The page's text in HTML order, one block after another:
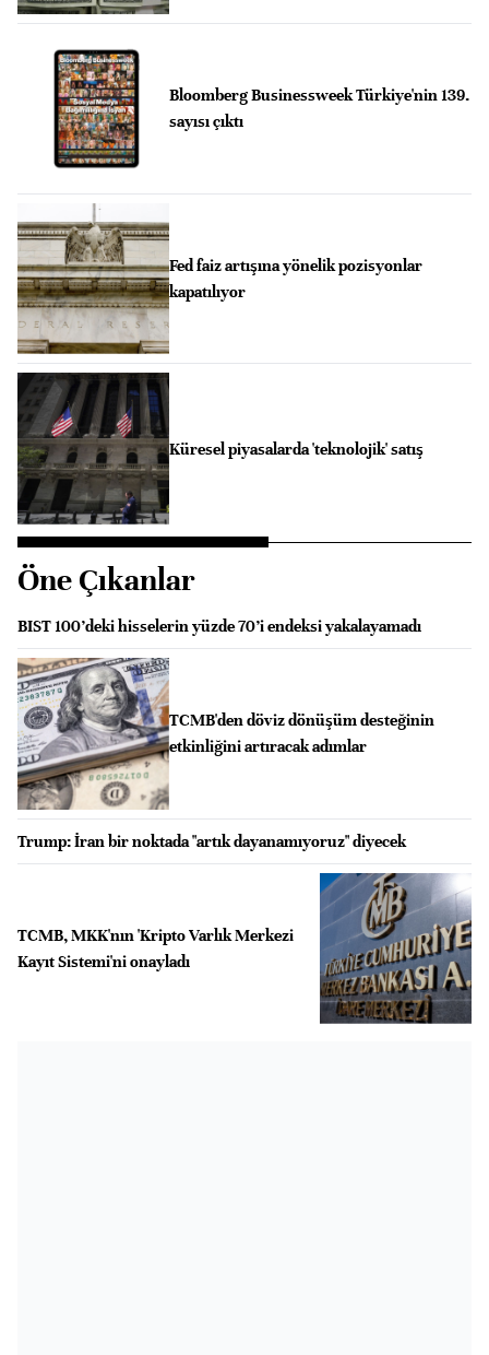
Bloomberg Businessweek Türkiye'nin 139.
sayısı çıktı
Fed faiz artışına yönelik pozisyonlar
kapatılıyor
Küresel piyasalarda 'teknolojik' satış
Öne Çıkanlar
BIST 100’deki hisselerin yüzde 70’i endeksi yakalayamadı
TCMB'den döviz dönüşüm desteğinin
etkinliğini artıracak adımlar
Trump: İran bir noktada "artık dayanamıyoruz" diyecek
TCMB, MKK'nın 'Kripto Varlık Merkezi
Kayıt Sistemi'ni onayladı